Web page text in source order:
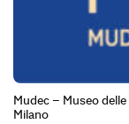
Mudec – Museo
Milano